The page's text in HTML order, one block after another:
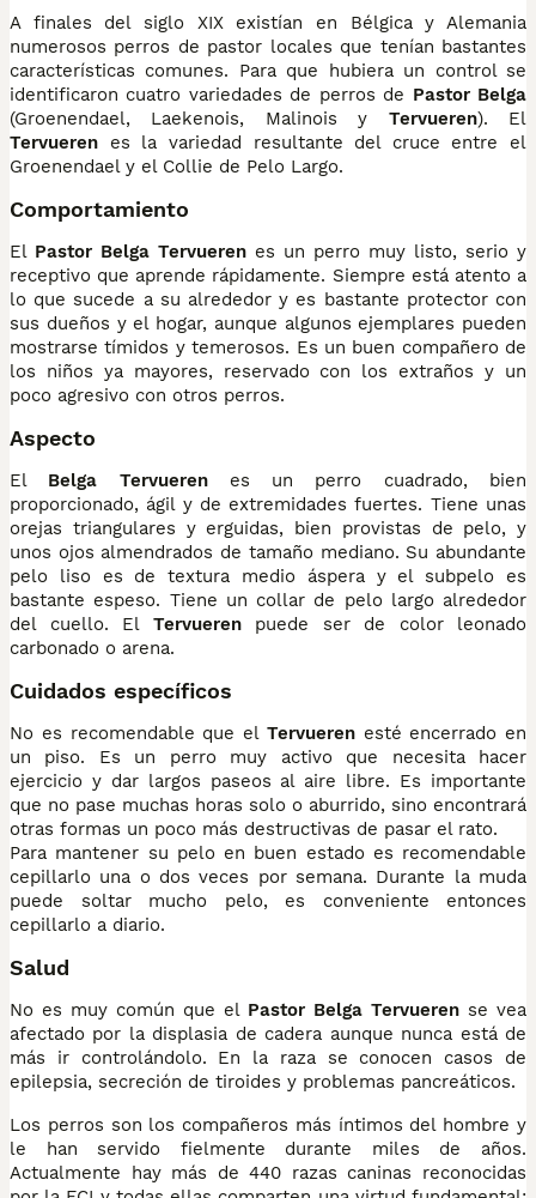
A finales del siglo XIX existían en Bélgica y Alemania
numerosos perros de pastor locales que tenían bastantes
características comunes. Para que hubiera un control se
identificaron cuatro variedades de perros de Pastor Belga
(Groenendael, Laekenois, Malinois y Tervueren). El
Tervueren es la variedad resultante del cruce entre el
Groenendael y el Collie de Pelo Largo.
Comportamiento
El Pastor Belga Tervueren es un perro muy listo, serio y
receptivo que aprende rápidamente. Siempre está atento a
lo que sucede a su alrededor y es bastante protector con
sus dueños y el hogar, aunque algunos ejemplares pueden
mostrarse tímidos y temerosos. Es un buen compañero de
los niños ya mayores, reservado con los extraños y un
poco agresivo con otros perros.
Aspecto
El Belga Tervuerenes un perro cuadrado, bien
proporcionado, ágil y de extremidades fuertes. Tiene unas
orejas triangulares y erguidas, bien provistas de pelo, y
unos ojos almendrados de tamaño mediano. Su abundante
pelo liso es de textura medio áspera y el subpelo es
bastante espeso. Tiene un collar de pelo largo alrededor
del cuello. El Tervuerenpuede ser de color leonado
carbonado o arena.
Cuidados específicos
No es recomendable que el Tervuerenesté encerrado en
un piso. Es un perro muy activo que necesita hacer
ejercicio y dar largos paseos al aire libre. Es importante
que no pase muchas horas solo o aburrido, sino encontrará
otras formas un poco más destructivas de pasar el rato.
Para mantener su pelo en buen estado es recomendable
cepillarlo una o dos veces por semana. Durante la muda
puede soltar mucho pelo, es conveniente entonces
cepillarlo a diario.
Salud
No es muy común que el Pastor Belga Tervueren se vea
afectado por la displasia de cadera aunque nunca está de
más ir controlándolo. En la raza se conocen casos de
epilepsia, secreción de tiroides y problemas pancreáticos.
Los perros son los compañeros más íntimos del hombre y
le han servido fielmente durante miles de años.
Actualmente hay más de 440 razas caninas reconocidas